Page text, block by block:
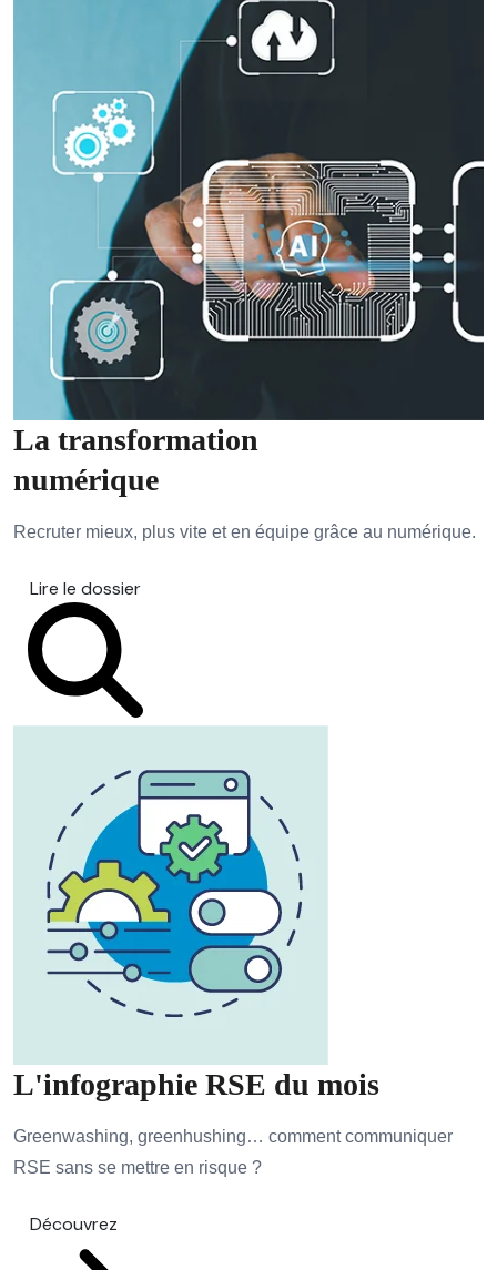
La transformation
numérique
Recruter mieux, plus vite et en équipe grâce au numérique.
Lire le dossier
L'infographie RSE du mois
Greenwashing, greenhushing… comment communiquer
RSE sans se mettre en risque ?
Découvrez